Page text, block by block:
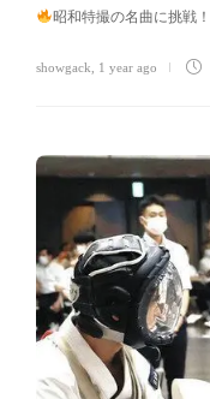
昭和特撮の名曲に挑戦！
showgack 1 year ago